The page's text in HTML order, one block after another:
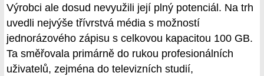
Výrobci ale dosud nevyužili její plný potenciál. Na trh
uvedli nejvýše třívrstvá média s možností
jednorázového zápisu s celkovou kapacitou 100 GB.
Ta směřovala primárně do rukou profesionálních
uživatelů, zejména do televizních studií,